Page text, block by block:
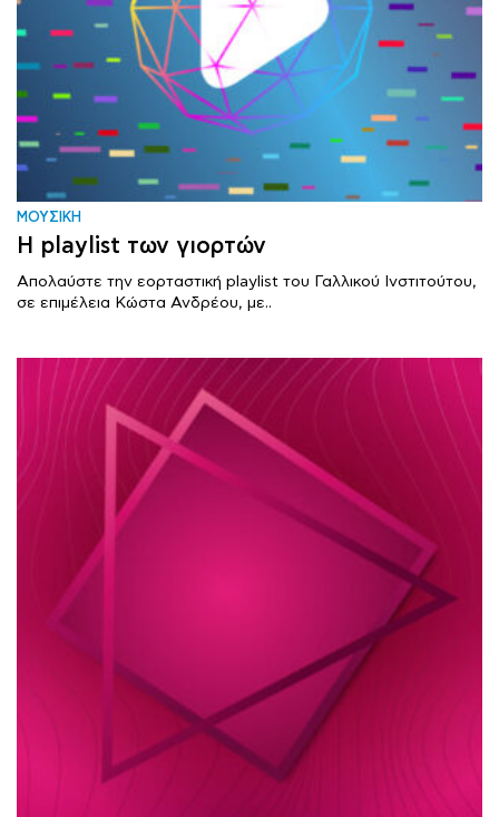
ΜΟΥΣΙΚΗ
Η playlist των γιορτών
Απολαύστε την εορταστική playlist του Γαλλικού Ινστιτούτου,
σε επιμέλεια Κώστα Ανδρέου, με..